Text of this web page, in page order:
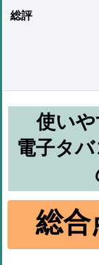
総評
使いや
電子タ
総合